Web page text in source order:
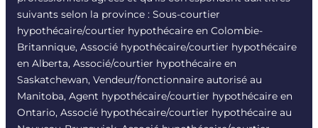
suivants selon la province : Sous-courtier
hypothécaire/courtier hypothécaire en Colombie-
Britannique, Associé hypothécaire/courtier hypothécaire
en Alberta, Associé/courtier hypothécaire en
Saskatchewan, Vendeur/fonctionnaire autorisé au
Manitoba, Agent hypothécaire/courtier hypothécaire en
Ontario, Associé hypothécaire/courtier hypothécaire au